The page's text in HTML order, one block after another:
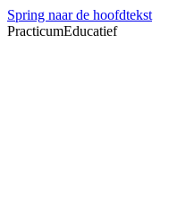
Spring naar de hoofdtekst
PracticumEducatief